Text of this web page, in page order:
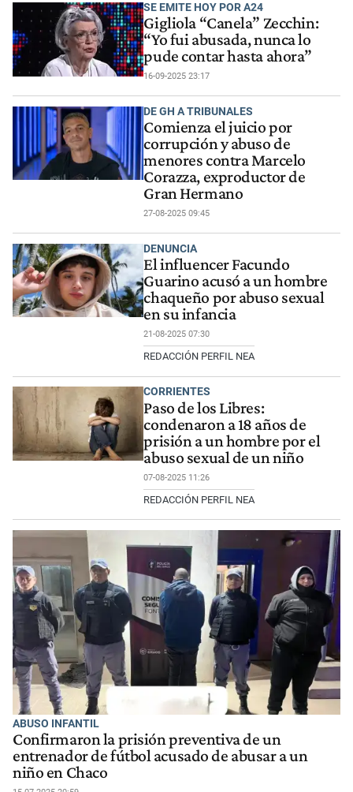
SE EMITE HOY POR A24
Gigliola “Canela” Zecchin:
“Yo fui abusada, nunca lo
pude contar hasta ahora”
16-09-2025 23:17
DE GH A TRIBUNALES
Comienza el juicio por
corrupción y abuso de
menores contra Marcelo
Corazza, exproductor de
Gran Hermano
27-08-2025 09:45
DENUNCIA
El influencer Facundo
Guarino acusó a un hombre
chaqueño por abuso sexual
en su infancia
21-08-2025 07:30
REDACCIÓN PERFIL NEA
CORRIENTES
Paso de los Libres:
condenaron a 18 años de
prisión a un hombre por el
abuso sexual de un niño
07-08-2025 11:26
REDACCIÓN PERFIL NEA
ABUSO INFANTIL
Confirmaron la prisión preventiva de un
entrenador de fútbol acusado de abusar a un
niño en Chaco